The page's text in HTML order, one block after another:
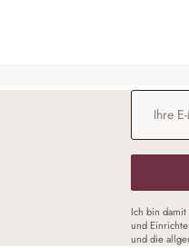
E-Mail-
Ich bin
und
und die